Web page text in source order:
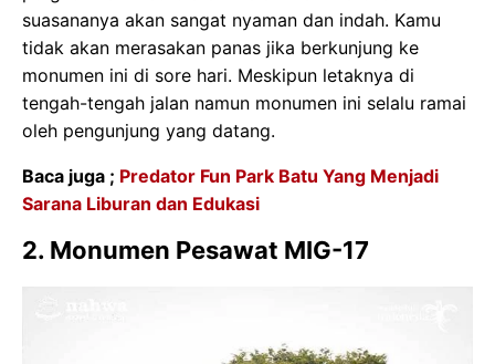
suasananya akan sangat nyaman dan indah. Kamu
tidak akan merasakan panas jika berkunjung ke
monumen ini di sore hari. Meskipun letaknya di
tengah-tengah jalan namun monumen ini selalu ramai
oleh pengunjung yang datang.
Baca juga ; Predator Fun Park Batu Yang Menjadi
Sarana Liburan dan Edukasi
2. Monumen Pesawat MIG-17